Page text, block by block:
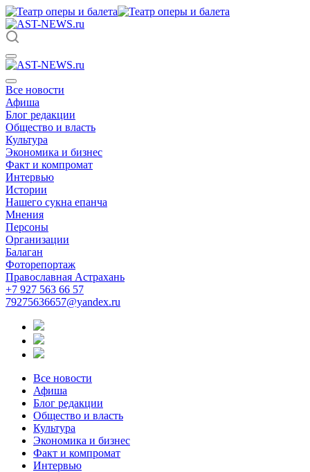
Все новости
Афиша
Блог редакции
Общество и власть
Культура
Экономика и бизнес
Факт и компромат
Интервью
Истории
Нашего сукна епанча
Мнения
Персоны
Организации
Балаган
Фоторепортаж
Православная Астрахань
+7 927 563 66 57
79275636657@yandex.ru
Все новости
Афиша
Блог редакции
Общество и власть
Культура
Экономика и бизнес
Факт и компромат
Интервью